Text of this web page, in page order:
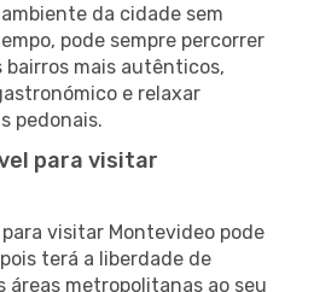
da cidade sem
pode sempre percorrer
mais autênticos,
e relaxar
pedonais.
para visitar
visitar Montevideo pode
terá a liberdade de
áreas metropolitanas ao seu